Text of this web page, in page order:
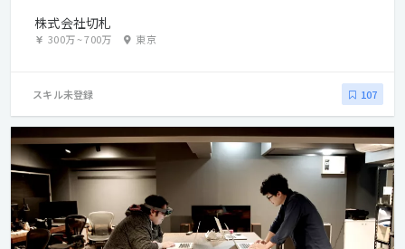
株式会社切札
300万~700万 東京
スキル未登録 107